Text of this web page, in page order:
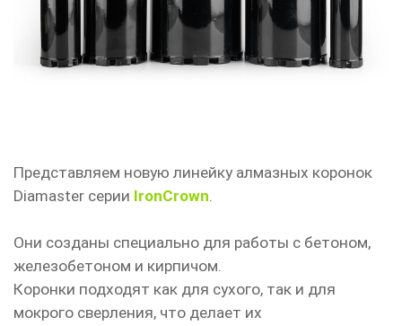
Представляем новую линейку алмазных коронок
Diamaster серии IronCrown.
Они созданы специально для работы с бетоном,
железобетоном и кирпичом.
Коронки подходят как для сухого, так и для
мокрого сверления, что делает их